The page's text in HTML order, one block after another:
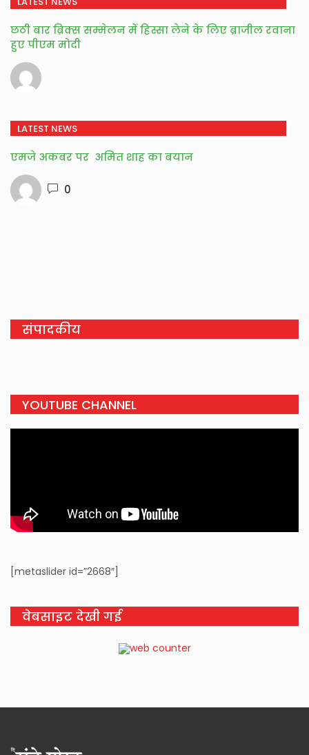
छठी बार ब्रिक्स सम्मेलन में हिस्सा लेने के लिए ब्राजील रवाना
हुए पीएम मोदी
LATEST NEWS
एमजे अकबर पर अमित शाह का बयान
0
संपादकीय
YOUTUBE CHANNEL
[metaslider id=”2668″]
वेबसाइट देखी गई